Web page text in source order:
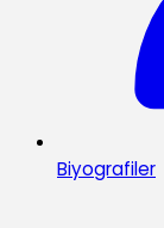
Biyografiler